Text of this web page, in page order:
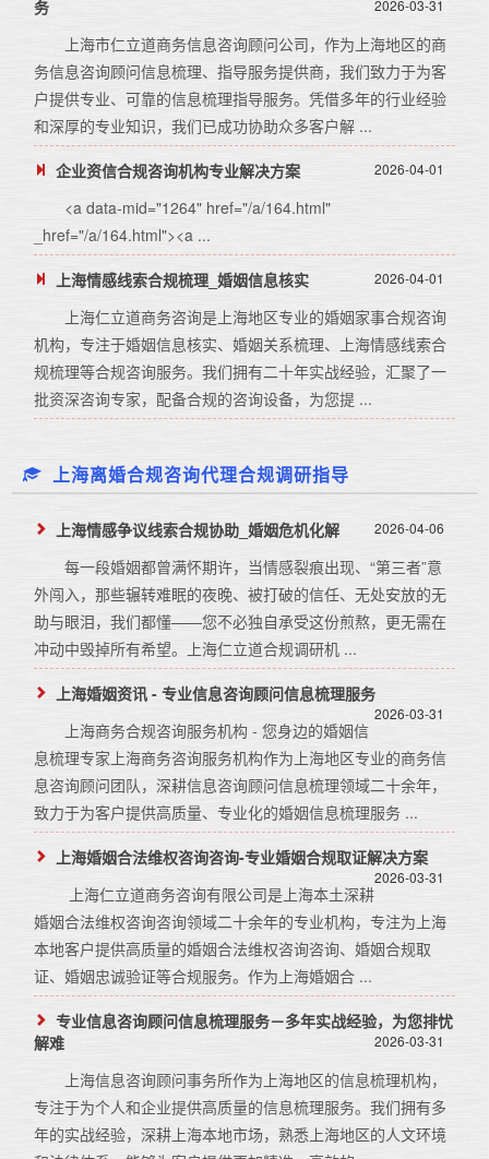
务
2026-03-31
上海市仁立道商务信息咨询顾问公司，作为上海地区的商
务信息咨询顾问信息梳理、指导服务提供商，我们致力于为客
户提供专业、可靠的信息梳理指导服务。凭借多年的行业经验
和深厚的专业知识，我们已成功协助众多客户解 ...
企业资信合规咨询机构专业解决方案 2026-04-01
<a data-mid="1264" href="/a/164.html"
_href="/a/164.html"><a ...
上海情感线索合规梳理_婚姻信息核实 2026-04-01
上海仁立道商务咨询是上海地区专业的婚姻家事合规咨询
机构，专注于婚姻信息核实、婚姻关系梳理、上海情感线索合
规梳理等合规咨询服务。我们拥有二十年实战经验，汇聚了一
批资深咨询专家，配备合规的咨询设备，为您提 ...
上海离婚合规咨询代理合规调研指导
上海情感争议线索合规协助_婚姻危机化解 2026-04-06
每一段婚姻都曾满怀期许，当情感裂痕出现、“第三者”意
外闯入，那些辗转难眠的夜晚、被打破的信任、无处安放的无
助与眼泪，我们都懂——您不必独自承受这份煎熬，更无需在
冲动中毁掉所有希望。上海仁立道合规调研机 ...
上海婚姻资讯 - 专业信息咨询顾问信息梳理服务
2026-03-31
上海商务合规咨询服务机构 - 您身边的婚姻信
息梳理专家上海商务咨询服务机构作为上海地区专业的商务信
息咨询顾问团队，深耕信息咨询顾问信息梳理领域二十余年，
致力于为客户提供高质量、专业化的婚姻信息梳理服务 ...
上海婚姻合法维权咨询咨询-专业婚姻合规取证解决方案
2026-03-31
上海仁立道商务咨询有限公司是上海本土深耕
婚姻合法维权咨询咨询领域二十余年的专业机构，专注为上海
本地客户提供高质量的婚姻合法维权咨询咨询、婚姻合规取
证、婚姻忠诚验证等合规服务。作为上海婚姻合 ...
专业信息咨询顾问信息梳理服务－多年实战经验，为您排忧
解难
2026-03-31
上海信息咨询顾问事务所作为上海地区的信息梳理机构，
专注于为个人和企业提供高质量的信息梳理服务。我们拥有多
年的实战经验，深耕上海本地市场，熟悉上海地区的人文环境